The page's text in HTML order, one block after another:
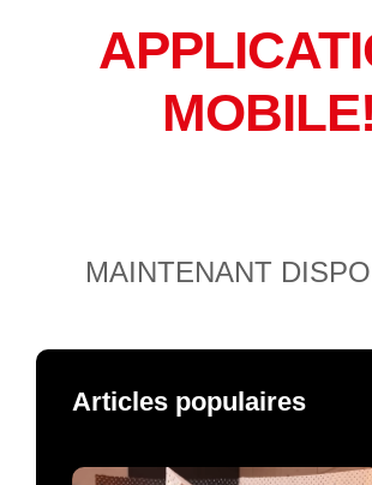
MOBILE!
MAINTENANT
Articles populaires